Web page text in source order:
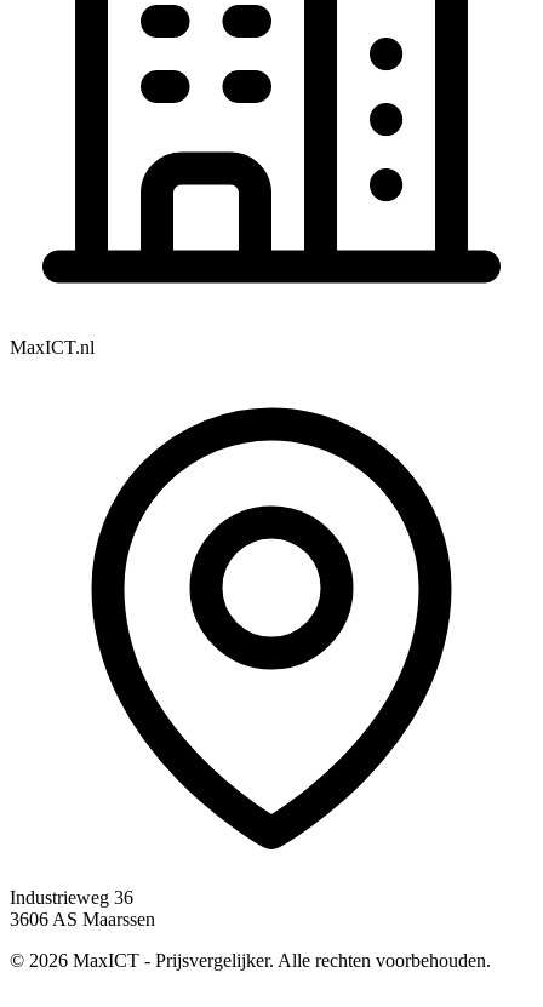
MaxICT.nl
Industrieweg 36
3606 AS Maarssen
© 2026 MaxICT - Prijsvergelijker. Alle rechten voorbehouden.